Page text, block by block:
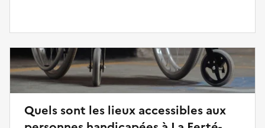
Quels sont les lieux accessibles aux